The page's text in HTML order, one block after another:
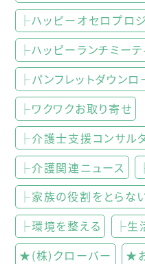
├ハッピーオセロプロ
├ハッピーランチミーテ
├パンフレットダウンロ
├ワクワクお取り寄せ
├介護士支援コンサル
├介護関連ニュース
├家族の役割をとらな
├環境を整える
├生
★(株)クローバー
★